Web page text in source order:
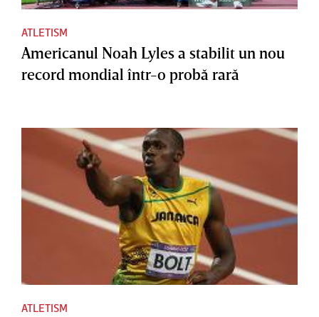
ATLETISM
Americanul Noah Lyles a stabilit un nou
record mondial într-o probă rară
ATLETISM